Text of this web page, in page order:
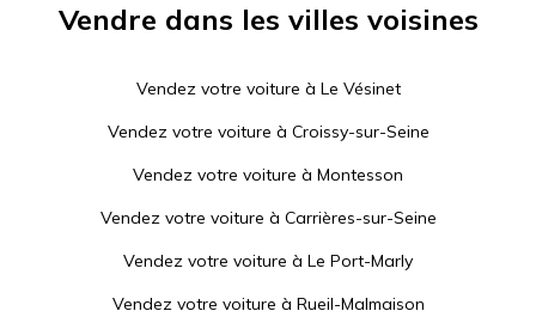
Vendre dans les villes voisines
Vendez votre voiture à Le Vésinet
Vendez votre voiture à Croissy-sur-Seine
Vendez votre voiture à Montesson
Vendez votre voiture à Carrières-sur-Seine
Vendez votre voiture à Le Port-Marly
Vendez votre voiture à Rueil-Malmaison